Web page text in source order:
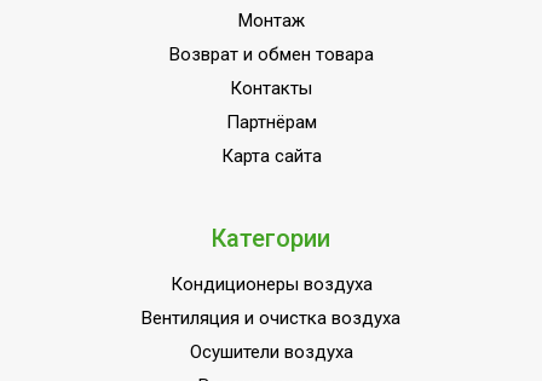
Монтаж
Возврат и обмен товара
Контакты
Партнёрам
Карта сайта
Категории
Кондиционеры воздуха
Вентиляция и очистка воздуха
Осушители воздуха